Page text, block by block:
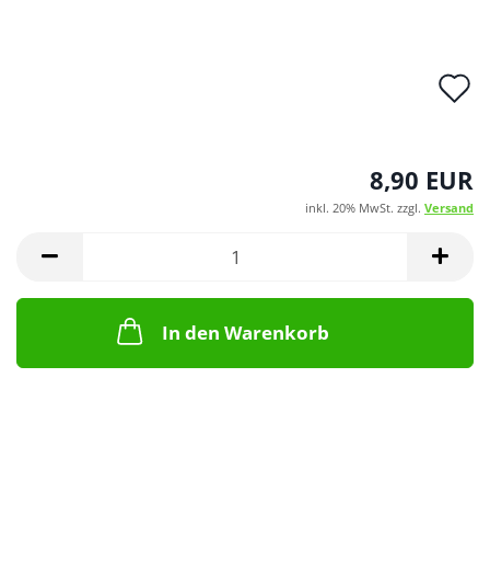
8,90 EUR
inkl. 20% MwSt. zzgl. Versand
In den Warenkorb